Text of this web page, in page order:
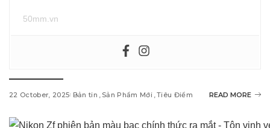
50mm.vn
22 October, 2025 Bản tin Sản Phẩm Mới Tiêu Điểm READ MORE